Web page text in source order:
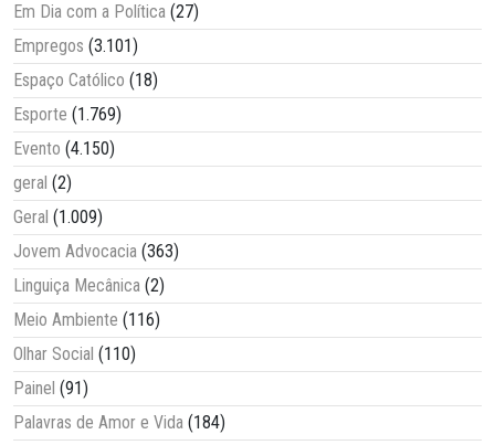
Em Dia com a Política (27)
Empregos (3.101)
Espaço Católico (18)
Esporte (1.769)
Evento (4.150)
geral (2)
Geral (1.009)
Jovem Advocacia (363)
Linguiça Mecânica (2)
Meio Ambiente (116)
Olhar Social (110)
Painel (91)
Palavras de Amor e Vida (184)